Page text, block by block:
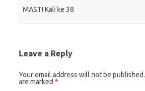
MASTI Kali ke 38
Leave a Reply
Your email address will not be published.
are marked *